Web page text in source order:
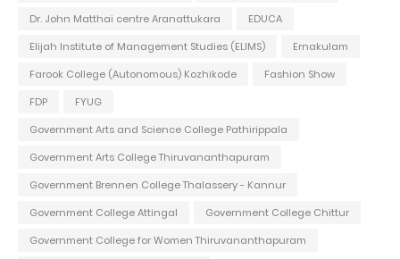
Dr. John Matthai centre Aranattukara
EDUCA
Elijah Institute of Management Studies (ELIMS)
Ernakulam
Farook College (Autonomous) Kozhikode
Fashion Show
FDP
FYUG
Government Arts and Science College Pathirippala
Government Arts College Thiruvananthapuram
Government Brennen College Thalassery - Kannur
Government College Attingal
Government College Chittur
Government College for Women Thiruvananthapuram